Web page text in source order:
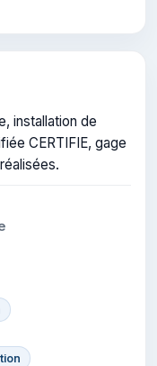
installation de
CERTIFIE, gage